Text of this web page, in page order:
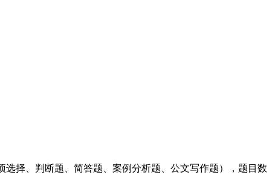
择、判断题、简答题、案例分析题、公文写作题），题目数